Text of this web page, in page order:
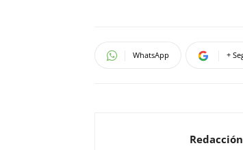
WhatsApp +